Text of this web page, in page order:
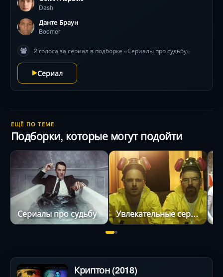
Dash
Данте Браун
Boomer
2 голоса за сериал в подборке «Сериалы про судьбу»
Сериал
ЕЩЁ ПО ТЕМЕ
Подборки, которые могут подойти
Сериалы про судьбу Увлекательные сериалы
Криптон (2018)